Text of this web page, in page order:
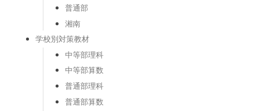
普通部
湘南
学校別対策教材
中等部理科
中等部算数
普通部理科
普通部算数